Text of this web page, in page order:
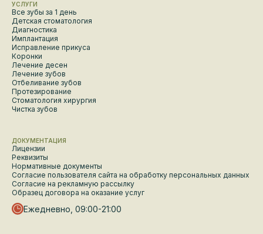
УСЛУГИ
Все зубы за 1 день
Детская стоматология
Диагностика
Имплантация
Исправление прикуса
Коронки
Лечение десен
Лечение зубов
Отбеливание зубов
Протезирование
Стоматология хирургия
Чистка зубов
ДОКУМЕНТАЦИЯ
Лицензии
Реквизиты
Нормативные документы
Согласие пользователя сайта на обработку персональных данных
Согласие на рекламную рассылку
Образец договора на оказание услуг
Ежедневно, 09:00-21:00